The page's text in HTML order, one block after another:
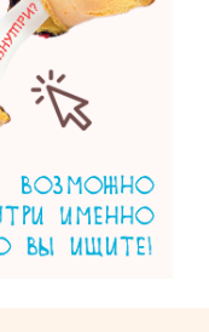
лошадиным жиром
Horse Oil Hand
50 мл
наличии